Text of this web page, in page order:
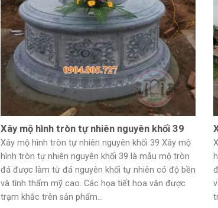
Xây mộ hình tròn tự nhiên nguyên khối 39
Xây mộ hình tròn tự nhiên nguyên khối 39 Xây mộ
hình tròn tự nhiên nguyên khối 39 là mẫu mộ tròn
đá được làm từ đá nguyên khối tự nhiên có độ bền
và tính thẩm mỹ cao. Các họa tiết hoa văn được
trạm khắc trên sản phẩm...